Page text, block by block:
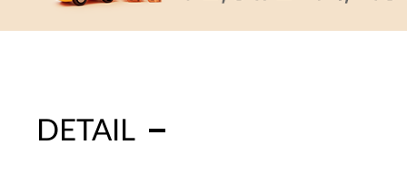
DETAIL